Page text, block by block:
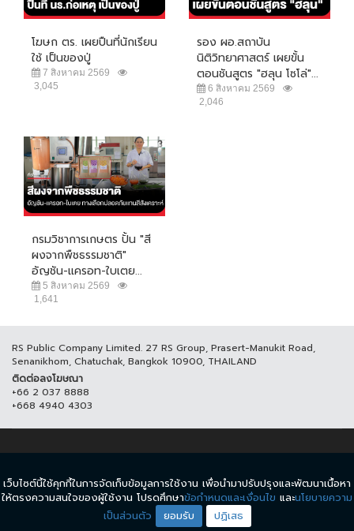
โฆษก ตร. เผยปืนที่นักเรียน
ใช้ เป็นของปู่
7 สิงหาคม 2569
3,045
รอง ผอ.สถาบัน
นิติวิทยาศาสตร์ เผยขั้น
ตอนชันสูตร "ฮลุน โซโล่"...
6 สิงหาคม 2569
2,046
กรมวิชาการเกษตร ปั้น "สี
ผงจากพืชธรรมชาติ"
อัญชัน-แครอท-ใบเตย...
5 สิงหาคม 2569
1,641
RS Public Company Limited. 27 RS Group, Prasert-Manukit Road,
Senanikhom, Chatuchak, Bangkok 10900, THAILAND
ติดต่อลงโฆษณา
+66 2 037 8888
+668 4940 4303
© COPYRIGHT 2017 THAICH8.COM, ALL RIGHT RESERVED.
ข้อกำหนดและเงื่อนไข นโยบายความเป็นส่วนตัว
เว็บไซต์นี้ใช้คุกกี้ในการจัดเก็บข้อมูลการใช้งาน เพื่อนำมาปรับปรุงและพัฒนาเนื้อหา
ให้ตรงความสนใจของผู้ใช้งาน โปรดศึกษาข้อกำหนดและเงื่อนไข และนโยบายความ
เป็นส่วนตัว
ยอมรับ ปฏิเสธ